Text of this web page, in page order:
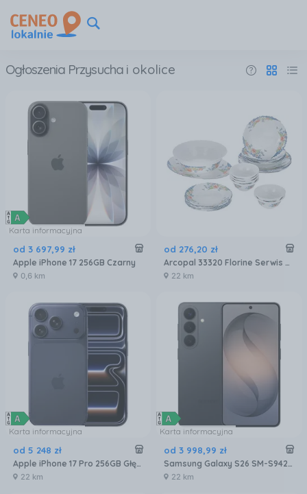
Ogłoszenia Przysucha i okolice
Karta informacyjna
od 3 697,99 zł
Apple iPhone 17 256GB Czarny
0,6 km
od 276,20 zł
Arcopal 33320 Florine Serwis Zestaw Obiadowy 26EL
22 km
Karta informacyjna
od 5 248 zł
Apple iPhone 17 Pro 256GB Głębinowy błękit
22 km
Karta informacyjna
od 3 998,99 zł
Samsung Galaxy S26 SM-S942 12/256GB Czarny
22 km